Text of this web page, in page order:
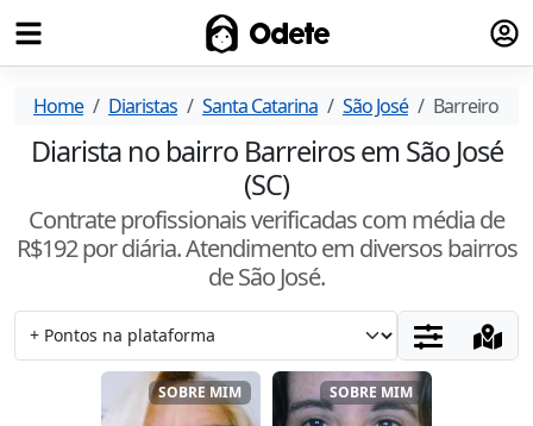
Odete
Home Diaristas Santa Catarina São José Barreiros
Diarista no bairro Barreiros em São José
(SC)
Contrate profissionais verificadas com média de
R$192por diária. Atendimentoem diversos bairros
de São José.
SOBRE MIM SOBRE MIM